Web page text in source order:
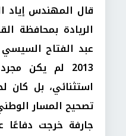
قال المهندس إياد
الريادة بمحافظة
عبد الفتاح
2013 لم يكن
استثنائي، بل كان
تصحيح المسار
جارفة خرجت دفاعًا